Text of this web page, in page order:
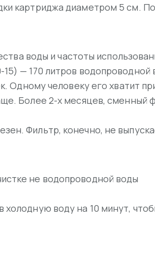
картриджа диаметром 5 см.
воды и частоты
— 170 литров водопроводной
Одному человеку его хватит
Более 2-х месяцев, сменный
Фильтр, конечно, не
не водопроводной воды
воду на 10 минут,